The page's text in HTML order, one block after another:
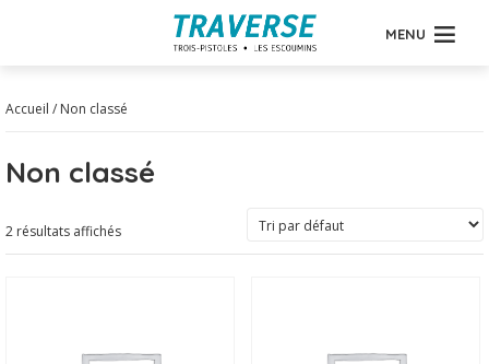
MENU
Accueil / Non classé
Non classé
2 résultats affichés